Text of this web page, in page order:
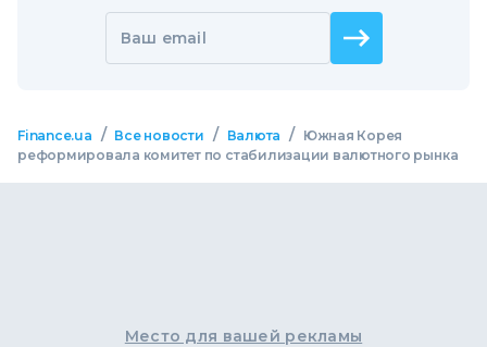
Ваш email
Finance.ua / Все новости / Валюта /
Южная Корея
реформировала комитет по стабилизации валютного рынка
Место для вашей рекламы